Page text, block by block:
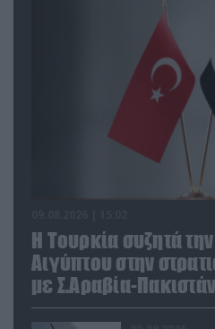
Η Τουρκία συζητά
Αιγύπτου στην
με Σ.Αραβία-Πακιστάν